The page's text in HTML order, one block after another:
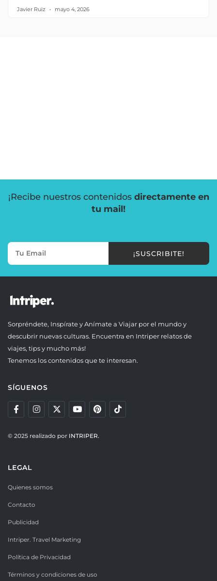
Javier Ruiz mayo 4, 2026
¡Recibe nuestros contenidos directamente en
tu mail!
¡SUSCRIBITE!
Sorpréndete, Inspírate y Anímate a Viajar por el mundo y
descubrir nuevas culturas. Encuentra en Intriper relatos de
viajes, tips y mucho más!
Tenemos los contenidos que te interesan.
SÍGUENOS
© 2025 realizado por INTRIPER.
LEGAL
Quienes somos
Contacto
Publicidad
Intriper. Travel Marketing
Política de Privacidad
Términos y condiciones de uso